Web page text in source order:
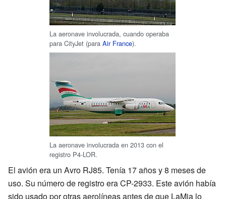
La aeronave involucrada, cuando operaba
para CityJet (para Air France).
La aeronave involucrada en 2013 con el
registro P4-LOR.
El avión era un Avro RJ85. Tenía 17 años y 8 meses de
uso. Su número de registro era CP-2933. Este avión había
sido usado por otras aerolíneas antes de que LaMia lo